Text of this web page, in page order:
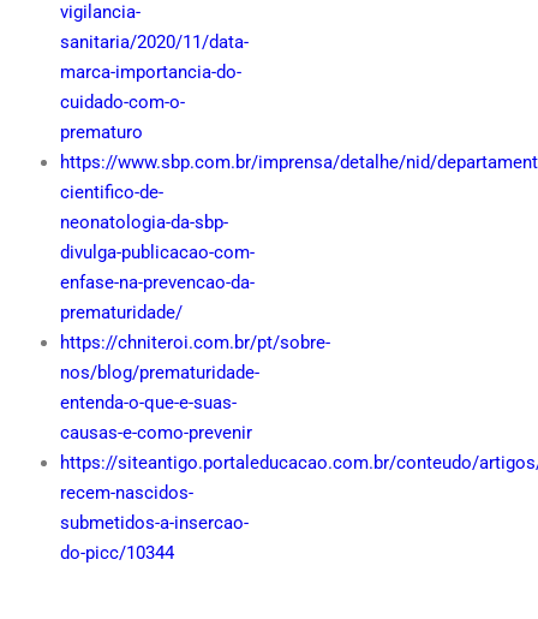
vigilancia-
sanitaria/2020/11/data-
marca-importancia-do-
cuidado-com-o-
prematuro
https://www.sbp.com.br/imprensa/detalhe/nid/
cientifico-de-
neonatologia-da-sbp-
divulga-publicacao-com-
enfase-na-prevencao-da-
prematuridade/
https://chniteroi.com.br/pt/sobre-
nos/blog/prematuridade-
entenda-o-que-e-suas-
causas-e-como-prevenir
https://siteantigo.portaleducacao.com.br/conteudo/
recem-nascidos-
submetidos-a-insercao-
do-picc/10344